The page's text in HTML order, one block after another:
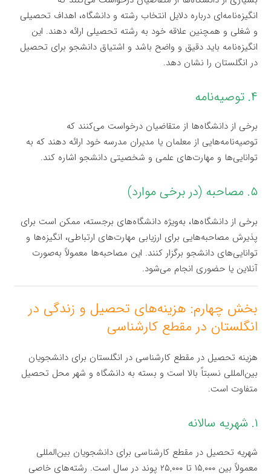
انگیزه‌نامه‌ای درباره دلایل انتخاب رشته و دانشگاه، اهداف تحصیلی
و شغلی و همچنین علاقه خود به رشته تحصیلی ارائه دهند. این
انگیزه‌نامه باید دقیق و واضح باشد و اشتیاق دانشجو برای تحصیل
در انگلستان را نشان دهد.
۴. توصیه‌نامه
برخی از دانشگاه‌ها از متقاضیان درخواست می‌کنند که
توصیه‌نامه‌هایی از معلمان یا مدیران مدرسه خود ارائه دهند که به
توانایی‌ها و مهارت‌های علمی و شخصیتی دانشجو اشاره کند.
۵. مصاحبه (در برخی موارد)
برخی از دانشگاه‌ها، به‌ویژه دانشگاه‌های برجسته، ممکن است برای
پذیرش مصاحبه‌هایی برای ارزیابی مهارت‌های ارتباطی، انگیزه‌ها و
توانایی‌های دانشجو برگزار کنند. این مصاحبه‌ها معمولاً به‌صورت
آنلاین یا حضوری انجام می‌شود.
بخش چهارم: هزینه‌های تحصیل و زندگی در
انگلستان در مقطع کارشناسی
هزینه تحصیل در مقطع کارشناسی در انگلستان برای دانشجویان
بین‌المللی نسبتاً بالا است و بسته به دانشگاه و شهر محل تحصیل
متفاوت است.
۱. شهریه سالانه
شهریه تحصیل در مقطع کارشناسی برای دانشجویان بین‌المللی
معمولاً بین ۱۵,۰۰۰ تا ۲۵,۰۰۰ پوند در سال است. رشته‌های خاصی